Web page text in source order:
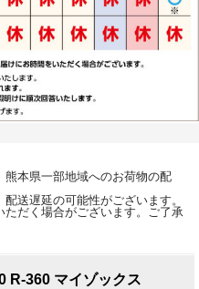
本県一部地域へのお荷物の配
送遅延の可能性がございます。
だく場合がございます。ご了承
R-360 マイゾックス